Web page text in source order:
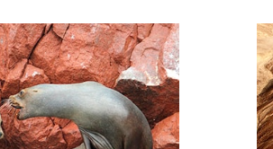
1 noche Paracas, 1 noche
1 noche Colca, 2
Cusco, 1 noche Valle
A elegir
y 6 almuerzos